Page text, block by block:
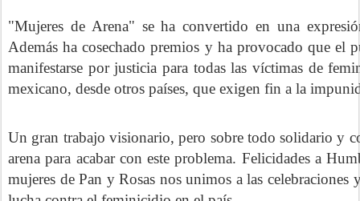
"Mujeres de Arena" se ha convertido en una
Además ha cosechado premios y ha provocado que el
manifestarse por justicia para todas las víctimas de
mexicano, desde otros países, que exigen fin a la
Un gran trabajo visionario, pero sobre todo solidario y
arena para acabar con este problema. Felicidades a
mujeres de Pan y Rosas nos unimos a las